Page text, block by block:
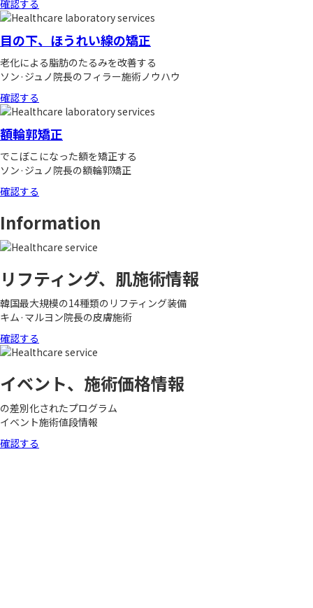
確認する
目の下、ほうれい線の矯正
老化による脂肪のたるみを改善する
ソン·ジュノ院長のフィラー施術ノウハウ
確認する
額輪郭矯正
でこぼこになった額を矯正する
ソン·ジュノ院長の額輪郭矯正
確認する
Information
リフティング、肌施術情報
韓国最大規模の14種類のリフティング装備
キム·マルヨン院長の皮膚施術
確認する
イベント、施術価格情報
の差別化されたプログラム
イベント施術値段情報
確認する